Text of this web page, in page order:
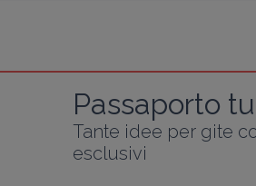
Passaporto
Tante idee per gite
esclusivi